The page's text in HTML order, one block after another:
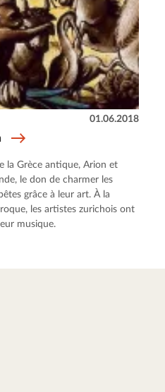
01.06.2018
la Grèce antique, Arion et
le don de charmer les
grâce à leur art. À la
les artistes zurichois ont
musique.